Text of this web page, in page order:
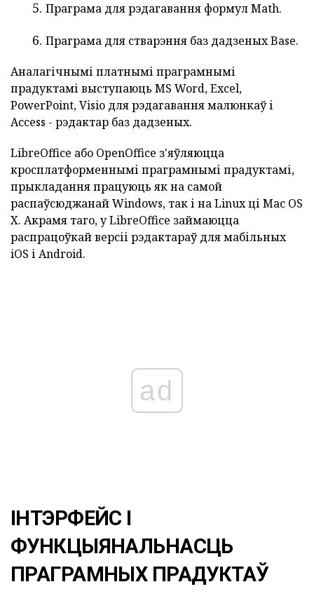
Праграма для рэдагавання формул Math.
Праграма для стварэння баз дадзеных Base.
Аналагічнымі платнымі праграмнымі
прадуктамі выступаюць MS Word, Excel,
PowerPoint, Visio для рэдагавання малюнкаў і
Access - рэдактар баз дадзеных.
LibreOffice або OpenOffice з'яўляюцца
кросплатформеннымі праграмнымі прадуктамі,
прыкладання працуюць як на самой
распаўсюджанай Windows, так і на Linux ці Mac OS
X. Акрамя таго, у LibreOffice займаюцца
распрацоўкай версіі рэдактараў для мабільных
iOS і Android.
ad
ІНТЭРФЕЙС І
ФУНКЦЫЯНАЛЬНАСЦЬ
ПРАГРАМНЫХ ПРАДУКТАЎ